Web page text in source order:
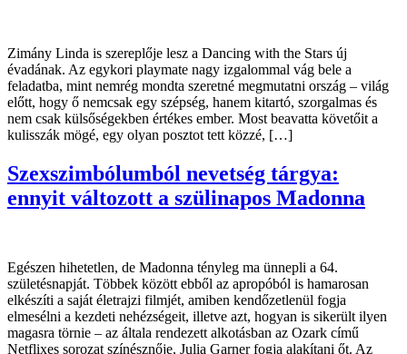
Zimány Linda is szereplője lesz a Dancing with the Stars új
évadának. Az egykori playmate nagy izgalommal vág bele a
feladatba, mint nemrég mondta szeretné megmutatni ország – világ
előtt, hogy ő nemcsak egy szépség, hanem kitartó, szorgalmas és
nem csak külsőségekben értékes ember. Most beavatta követőit a
kulisszák mögé, egy olyan posztot tett közzé, […]
Szexszimbólumból nevetség tárgya:
ennyit változott a szülinapos Madonna
Egészen hihetetlen, de Madonna tényleg ma ünnepli a 64.
születésnapját. Többek között ebből az apropóból is hamarosan
elkészíti a saját életrajzi filmjét, amiben kendőzetlenül fogja
elmesélni a kezdeti nehézségeit, illetve azt, hogyan is sikerült ilyen
magasra törnie – az általa rendezett alkotásban az Ozark című
Netflixes sorozat színésznője, Julia Garner fogja alakítani őt. Az